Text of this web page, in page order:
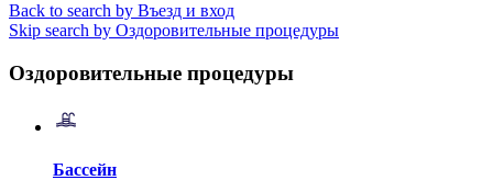
Back to search by Въезд и вход
Skip search by Оздоровительные процедуры
Оздоровительные процедуры
Бассейн